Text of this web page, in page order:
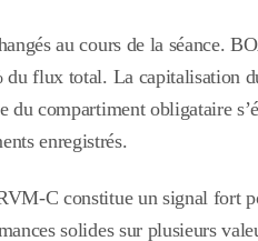
au cours de la séance.
flux total. La capitalisation
compartiment obligataire
enregistrés.
C constitue un signal fort
solides sur plusieurs